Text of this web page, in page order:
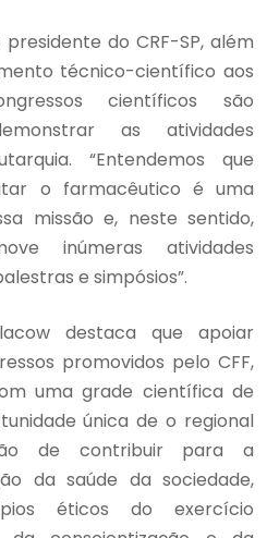
do CRF-SP, além
técnico-científico aos
científicos são
as atividades
“Entendemos que
o farmacêutico é uma
missão e, neste sentido,
inúmeras atividades
e simpósios”.
destaca que apoiar
promovidos pelo CFF,
uma grade científica de
única de o regional
de contribuir para a
da saúde da sociedade,
éticos do exercício